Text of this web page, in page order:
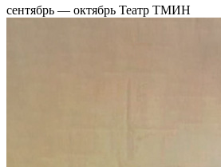
сентябрь — октябрь Театр ТМИН